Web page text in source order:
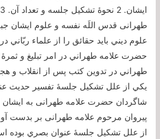
يكي از علل تشكيل جلسۀ تفسير حديث
پيروان مرحوم علامه طهرانی بر بدست